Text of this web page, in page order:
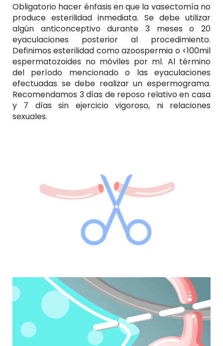
Obligatorio hacer énfasis en que la vasectomía no
produce esterilidad inmediata. Se debe utilizar
algún anticonceptivo durante 3 meses o 20
eyaculaciones posterior al procedimiento.
Definimos esterilidad como azoospermia o <100mil
espermatozoides no móviles por ml. Al término
del período mencionado o las eyaculaciones
efectuadas se debe realizar un espermograma.
Recomendamos 3 días de reposo relativo en casa
y 7 días sin ejercicio vigoroso, ni relaciones
sexuales.